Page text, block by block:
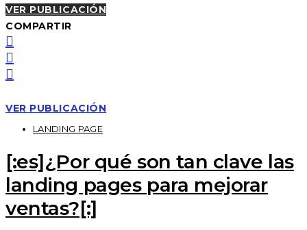
VER PUBLICACIÓN
COMPARTIR
VER PUBLICACIÓN
LANDING PAGE
[:es]¿Por qué son tan clave las
landing pages para mejorar
ventas?[:]